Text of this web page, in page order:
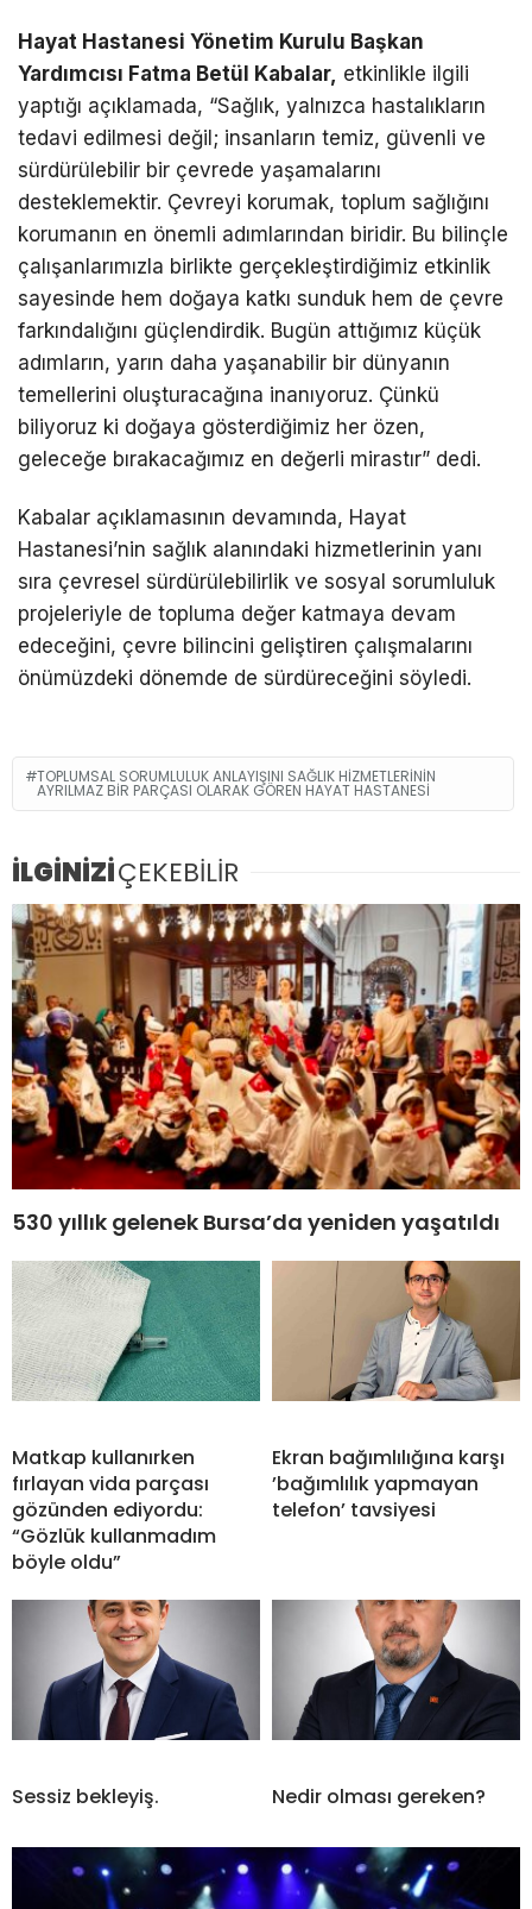
Hayat Hastanesi Yönetim Kurulu Başkan
Yardımcısı Fatma Betül Kabalar, etkinlikle ilgili
yaptığı açıklamada, “Sağlık, yalnızca hastalıkların
tedavi edilmesi değil; insanların temiz, güvenli ve
sürdürülebilir bir çevrede yaşamalarını
desteklemektir. Çevreyi korumak, toplum sağlığını
korumanın en önemli adımlarından biridir. Bu bilinçle
çalışanlarımızla birlikte gerçekleştirdiğimiz etkinlik
sayesinde hem doğaya katkı sunduk hem de çevre
farkındalığını güçlendirdik. Bugün attığımız küçük
adımların, yarın daha yaşanabilir bir dünyanın
temellerini oluşturacağına inanıyoruz. Çünkü
biliyoruz ki doğaya gösterdiğimiz her özen,
geleceğe bırakacağımız en değerli mirastır” dedi.
Kabalar açıklamasının devamında, Hayat
Hastanesi’nin sağlık alanındaki hizmetlerinin yanı
sıra çevresel sürdürülebilirlik ve sosyal sorumluluk
projeleriyle de topluma değer katmaya devam
edeceğini, çevre bilincini geliştiren çalışmalarını
önümüzdeki dönemde de sürdüreceğini söyledi.
TOPLUMSAL SORUMLULUK ANLAYIŞINI SAĞLIK HIZMETLERININ
AYRILMAZ BIR PARÇASI OLARAK GÖREN HAYAT HASTANESI
İLGİNİZİÇEKEBİLİR
530 yıllık gelenek Bursa’da yeniden yaşatıldı
Matkap kullanırken
fırlayan vida parçası
gözünden ediyordu:
“Gözlük kullanmadım
böyle oldu”
Ekran bağımlılığına karşı
’bağımlılık yapmayan
telefon’ tavsiyesi
Sessiz bekleyiş. Nedir olması gereken?